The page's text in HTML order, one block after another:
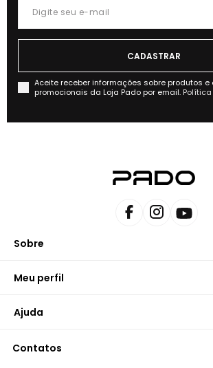
Aceite receber informações sobre produtos e
promocionais da Loja Pado por email.
Sobre
Meu perfil
Ajuda
Contatos